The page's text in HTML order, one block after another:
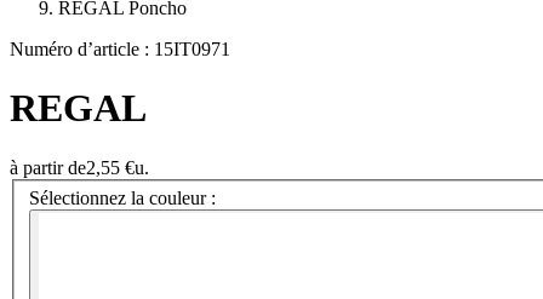
REGAL Poncho
Numéro d’article : 15IT0971
REGAL
à partir de2,55 €u.
Sélectionnez la couleur :